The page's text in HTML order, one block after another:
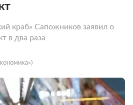
краб» Сапожников заявил о
в два раза